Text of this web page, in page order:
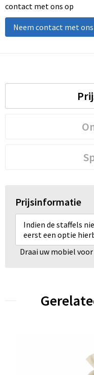
contact met ons op
Neem contact met
Prijsinformatie
Indien de staffels
eerst een optie
Draai uw mobiel